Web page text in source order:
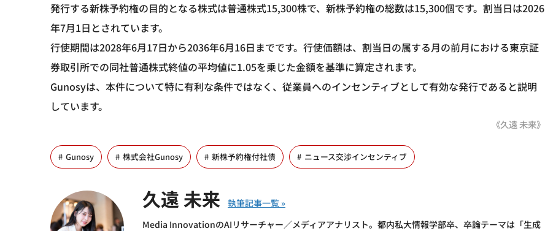
発行する新株予約権の目的となる株式は普通株式15,300株で、新株予約権の総数は15,300個です。割当日は2026
年7月1日とされています。
行使期間は2028年6月17日から2036年6月16日までです。行使価額は、割当日の属する月の前月における東京証
券取引所での同社普通株式終値の平均値に1.05を乗じた金額を基準に算定されます。
Gunosyは、本件について特に有利な条件ではなく、従業員へのインセンティブとして有効な発行であると説明
しています。
《久遠 未来》
Gunosy 株式会社Gunosy 新株予約権付社債 ニュース交渉インセンティブ
久遠 未来
Media InnovationのAIリサーチャー／メディアアナリスト。都内私大情報学部卒、卒論テーマは「生成